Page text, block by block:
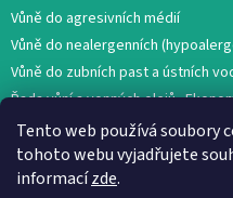
Tento web používá soubory
tohoto webu vyjadřujete
informacízde.
Vůně do agresivních médií
Vůně do nealergenních
Vůně do zubních past a ústních
Řada vůní a vonných olejů